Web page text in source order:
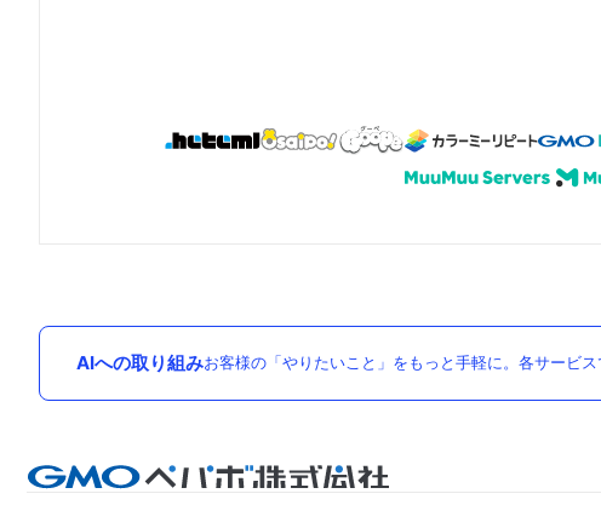
AIへの取り組みお客様の「やりたいこと」をもっと手軽に。各サービ